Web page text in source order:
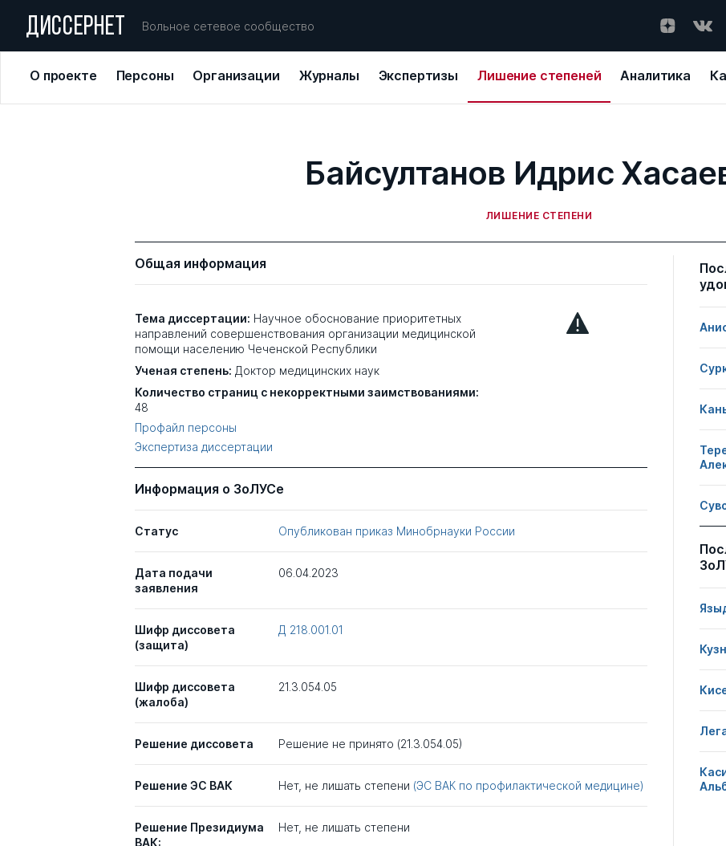
ДИССЕРНЕТ Вольное сетевое сообщество
О проекте Персоны Организации Журналы Экспертизы Лишение степеней Аналитика
Байсултанов Идрис
ЛИШЕНИЕ СТЕПЕНИ
Общая информация
Тема диссертации: Научное обоснование приоритетных
направлений совершенствования организации медицинской
помощи населению Чеченской Республики
Ученая степень: Доктор медицинских наук
Количество страниц с некорректными заимствованиями:
48
Профайл персоны
Экспертиза диссертации
Информация о ЗоЛУСе
Статус Опубликован приказ Минобрнауки России
Дата подачи
заявления
06.04.2023
Шифр диссовета
(защита)
Д 218.001.01
Шифр диссовета
(жалоба)
21.3.054.05
Решение диссовета Решение не принято (21.3.054.05)
Решение ЭС ВАК Нет, не лишать степени (ЭС ВАК по профилактической медицине)
Решение Президиума
ВАК:
Нет, не лишать степени